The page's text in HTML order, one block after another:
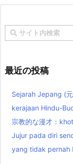
最近の投稿
Sejarah Jepang (
kerajaan Hindu-
宗教的な漫才：
Jujur pada diri
yang tidak pernah